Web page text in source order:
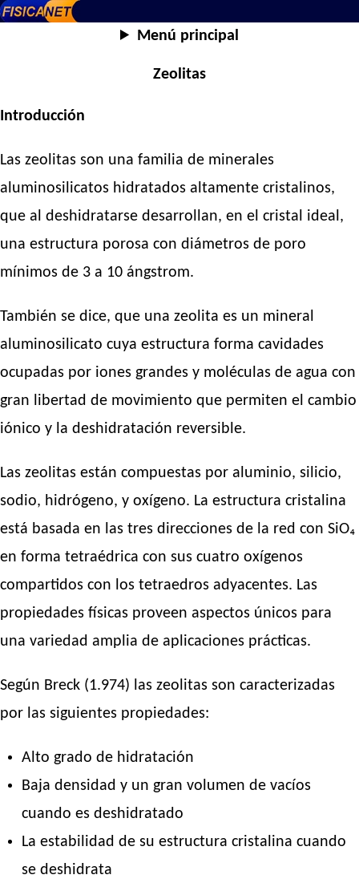
Menú principal
Zeolitas
Introducción
Las zeolitas son una familia de minerales
aluminosilicatos hidratados altamente cristalinos,
que al deshidratarse desarrollan, en el cristal ideal,
una estructura porosa con diámetros de poro
mínimos de 3 a 10 ángstrom.
También se dice, que una zeolita es un mineral
aluminosilicato cuya estructura forma cavidades
ocupadas por iones grandes y moléculas de agua con
gran libertad de movimiento que permiten el cambio
iónico y la deshidratación reversible.
Las zeolitas están compuestas por aluminio, silicio,
sodio, hidrógeno, y oxígeno. La estructura cristalina
está basada en las tres direcciones de la red con SiO₄
en forma tetraédrica con sus cuatro oxígenos
compartidos con los tetraedros adyacentes. Las
propiedades físicas proveen aspectos únicos para
una variedad amplia de aplicaciones prácticas.
Según Breck (1.974) las zeolitas son caracterizadas
por las siguientes propiedades:
Alto grado de hidratación
Baja densidad y un gran volumen de vacíos
cuando es deshidratado
La estabilidad de su estructura cristalina cuando
se deshidrata